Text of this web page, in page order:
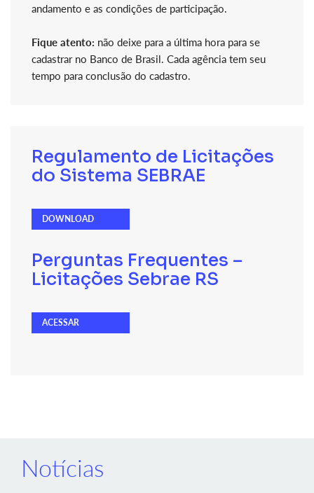
andamento e as condições de participação.
Fique atento: não deixe para a última hora para se
cadastrar no Banco de Brasil. Cada agência tem seu
tempo para conclusão do cadastro.
Regulamento de Licitações
do Sistema SEBRAE
DOWNLOAD
Perguntas Frequentes –
Licitações Sebrae RS
ACESSAR
Notícias